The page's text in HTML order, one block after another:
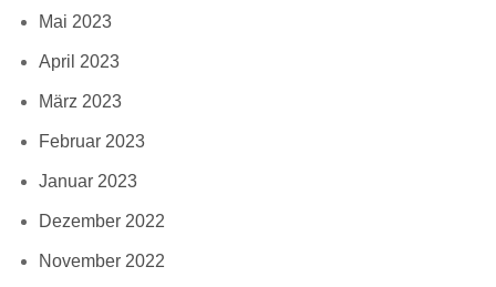
Mai 2023
April 2023
März 2023
Februar 2023
Januar 2023
Dezember 2022
November 2022